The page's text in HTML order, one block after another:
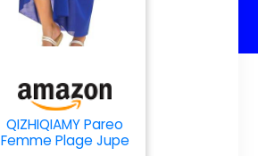
QIZHIQIAMY Pareo
Femme Plage Jupe